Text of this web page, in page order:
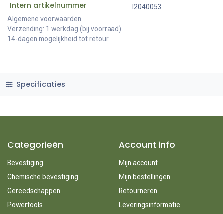
Intern artikelnummer
I2040053
Algemene voorwaarden
Verzending: 1 werkdag (bij voorraad)
14-dagen mogelijkheid tot retour
Specificaties
Categorieën
Bevestiging
Chemische bevestiging
Gereedschappen
Powertools
Account info
Mijn account
Mijn bestellingen
Retourneren
Leveringsinformatie